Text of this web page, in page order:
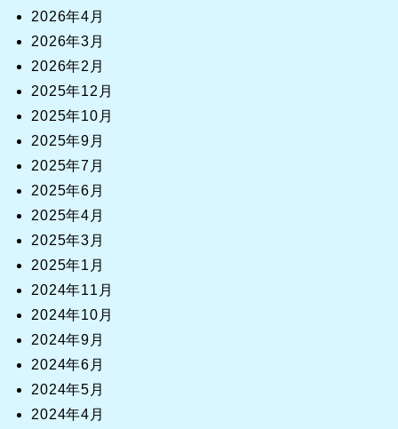
2026年4月
2026年3月
2026年2月
2025年12月
2025年10月
2025年9月
2025年7月
2025年6月
2025年4月
2025年3月
2025年1月
2024年11月
2024年10月
2024年9月
2024年6月
2024年5月
2024年4月